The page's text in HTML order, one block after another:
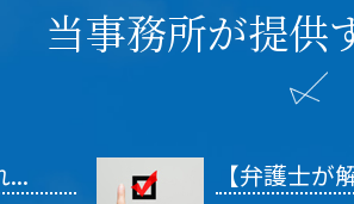
当事務所が提供
... 【弁護士が